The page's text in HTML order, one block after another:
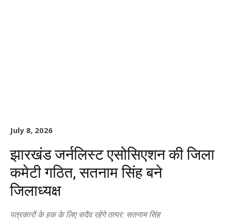
July 8, 2026
झारखंड जर्नलिस्ट एसोसिएशन की जिला
कमेटी गठित, सतनाम सिंह बने
जिलाध्यक्ष
पत्रकारों के हक के लिए सदैव रहेंगे तत्पर: सतनाम सिंह